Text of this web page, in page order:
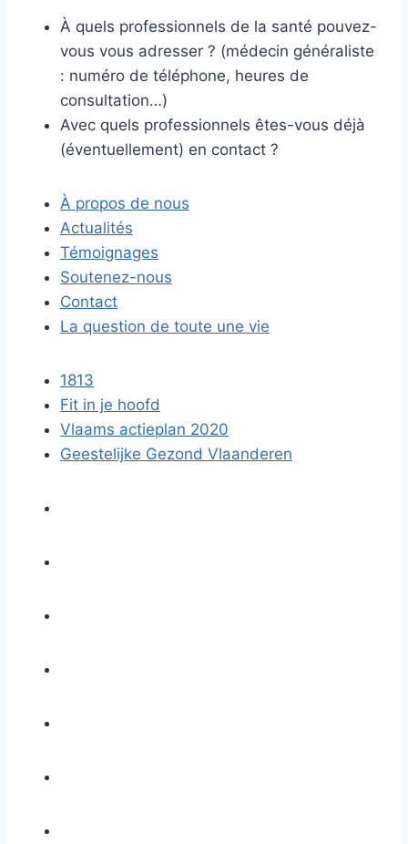
À quels professionnels de la santé pouvez-
vous vous adresser ? (médecin généraliste
: numéro de téléphone, heures de
consultation…)
Avec quels professionnels êtes-vous déjà
(éventuellement) en contact ?
À propos de nous
Actualités
Témoignages
Soutenez-nous
Contact
La question de toute une vie
1813
Fit in je hoofd
Vlaams actieplan 2020
Geestelijke Gezond Vlaanderen